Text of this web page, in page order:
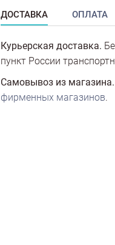
ДОСТАВКА ОПЛАТА
Курьерская доставка.
пункт России
Самовывоз из магазина.
фирменных магазинов.